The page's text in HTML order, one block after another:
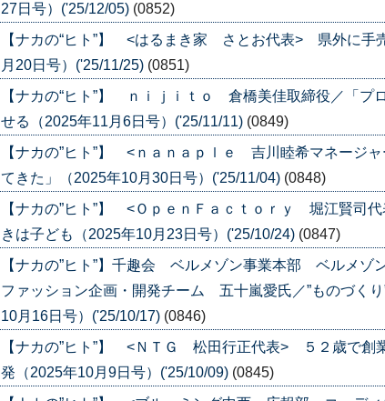
27日号）('25/12/05) (0852)
【ナカの“ヒト”】 <はるまき家 さとお代表> 県外に手
月20日号）('25/11/25) (0851)
【ナカの“ヒト”】 ｎｉｊｉｔｏ 倉橋美佳取締役／「プ
せる（2025年11月6日号）('25/11/11) (0849)
【ナカの”ヒト”】 <ｎａｎａｐｌｅ 吉川睦希マネージ
てきた」（2025年10月30日号）('25/11/04) (0848)
【ナカの”ヒト”】 <ＯｐｅｎＦａｃｔｏｒｙ 堀江賢司
きは子ども（2025年10月23日号）('25/10/24) (0847)
【ナカの”ヒト”】千趣会 ベルメゾン事業本部 ベルメゾ
ファッション企画・開発チーム 五十嵐愛氏／”ものづく
10月16日号）('25/10/17) (0846)
【ナカの”ヒト”】 <ＮＴＧ 松田行正代表> ５２歳で創
発（2025年10月9日号）('25/10/09) (0845)